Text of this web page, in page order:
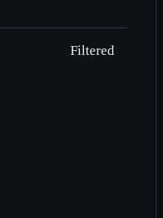
Filtered